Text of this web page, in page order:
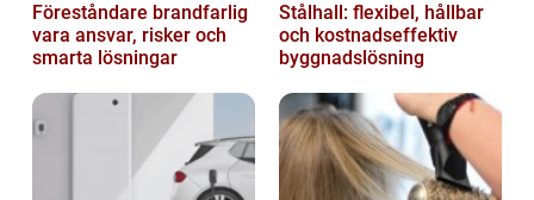
Föreståndare brandfarlig
vara ansvar, risker och
smarta lösningar
Stålhall: flexibel, hållbar
och kostnadseffektiv
byggnadslösning